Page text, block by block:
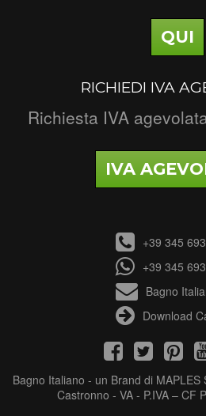
QUI
RICHIEDI IVA
Richiesta IVA
IVA
+39 345
+39 345
Bagno
Download
Bagno Italiano - un Brand di MAPLES
Castronno - VA - P.IVA – CF